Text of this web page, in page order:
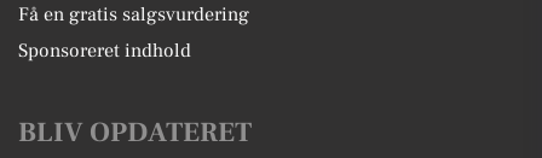
Få en gratis salgsvurdering
Sponsoreret indhold
BLIV OPDATERET